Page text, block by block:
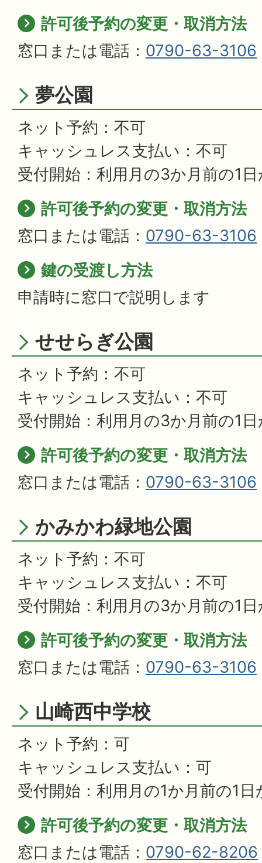
許可後予約の変更・取消方法
窓口または電話： 0790-63-3106
夢公園
ネット予約：不可
キャッシュレス支払い：不可
受付開始：利用月の3か月前の1
許可後予約の変更・取消方法
窓口または電話： 0790-63-3106
鍵の受渡し方法
申請時に窓口で説明します
せせらぎ公園
ネット予約：不可
キャッシュレス支払い：不可
受付開始：利用月の3か月前の1
許可後予約の変更・取消方法
窓口または電話： 0790-63-3106
かみかわ緑地公園
ネット予約：不可
キャッシュレス支払い：不可
受付開始：利用月の3か月前の1
許可後予約の変更・取消方法
窓口または電話： 0790-63-3106
山崎西中学校
ネット予約：可
キャッシュレス支払い：可
受付開始：利用月の1か月前の1日
許可後予約の変更・取消方法
窓口または電話： 0790-62-8206